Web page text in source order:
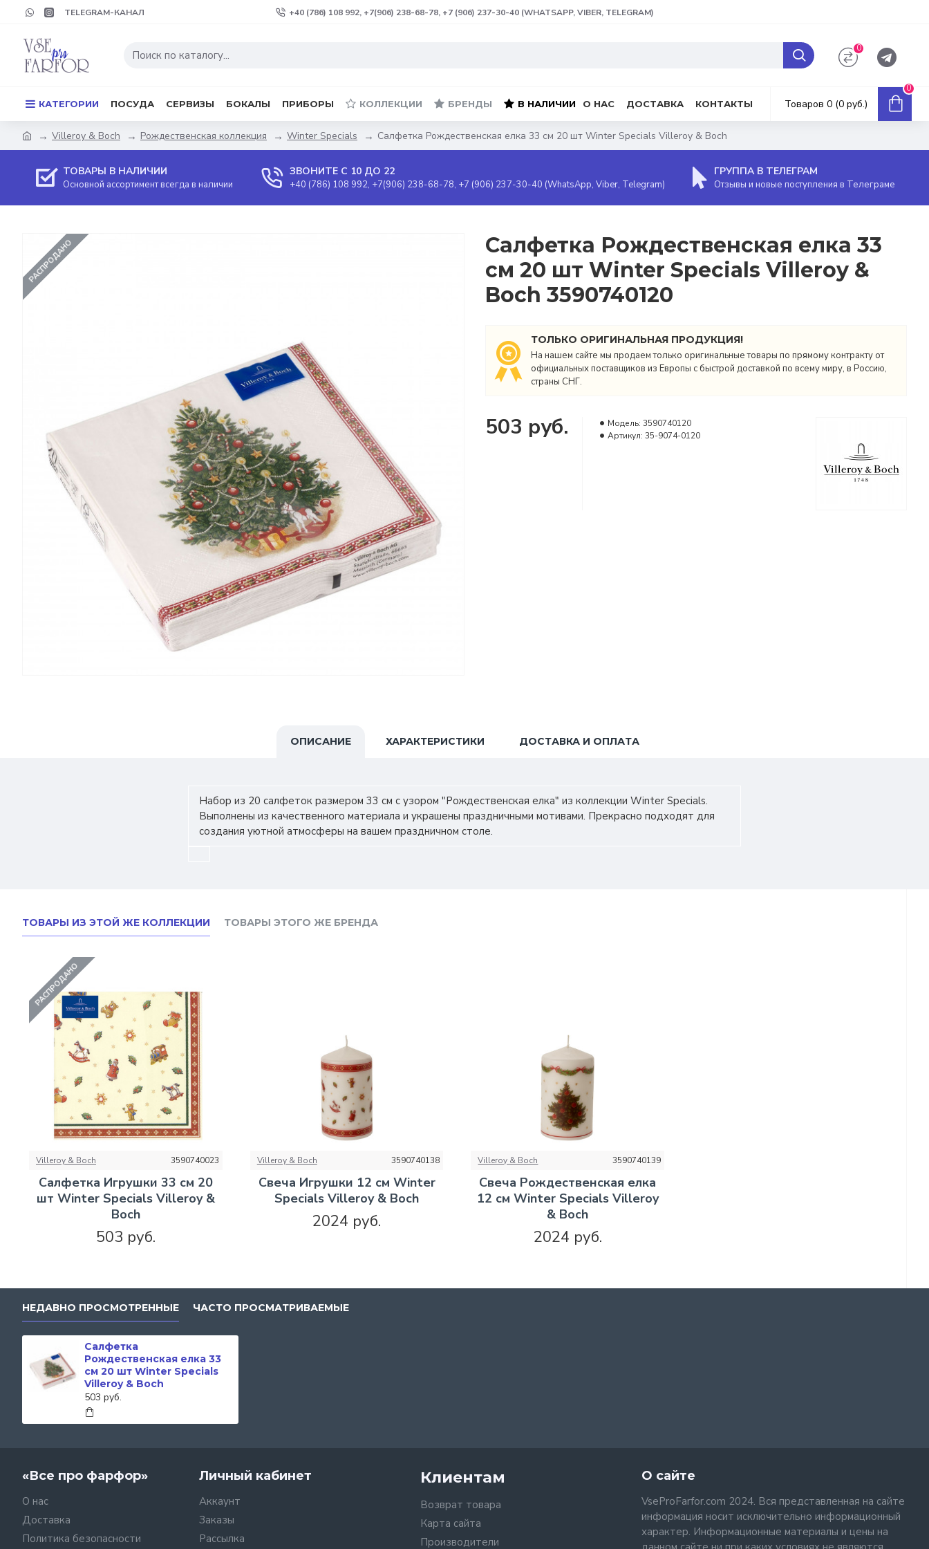
TELEGRAM-КАНАЛ +40 (786) 108 992, +7(906) 238-68-78, +7 (906) 237-30-40 (WHATSAPP, VIBER, TELEGRAM)
0
КАТЕГОРИИ ПОСУДА СЕРВИЗЫ БОКАЛЫ ПРИБОРЫ КОЛЛЕКЦИИ БРЕНДЫ В НАЛИЧИИ О НАС ДОСТАВКА КОНТАКТЫ Товаров 0 (0 руб.)
0
Villeroy & Boch Рождественская коллекция Winter Specials Салфетка Рождественская елка 33 см 20 шт Winter Specials Villeroy & Boch
ТОВАРЫ В НАЛИЧИИ
Основной ассортимент всегда в наличии
ЗВОНИТЕ С 10 ДО 22
+40 (786) 108 992, +7(906) 238-68-78, +7 (906) 237-30-40 (WhatsApp, Viber, Telegram)
ГРУППА В ТЕЛЕГРАМ
Отзывы и новые поступления в Телеграме
РАСПРОДАНО
Салфетка Рождественская елка 33
см 20 шт Winter Specials Villeroy &
Boch 3590740120
ТОЛЬКО ОРИГИНАЛЬНАЯ ПРОДУКЦИЯ!
На нашем сайте мы продаем только оригинальные товары по прямому контракту от
официальных поставщиков из Европы с быстрой доставкой по всему миру, в Россию,
страны СНГ.
503 руб. Модель: 3590740120
Артикул: 35-9074-0120
ОПИСАНИЕ ХАРАКТЕРИСТИКИ ДОСТАВКА И ОПЛАТА
Набор из 20 салфеток размером 33 см с узором "Рождественская елка" из коллекции Winter Specials.
Выполнены из качественного материала и украшены праздничными мотивами. Прекрасно подходят для
создания уютной атмосферы на вашем праздничном столе.
ТОВАРЫ ИЗ ЭТОЙ ЖЕ КОЛЛЕКЦИИ ТОВАРЫ ЭТОГО ЖЕ БРЕНДА
РАСПРОДАНО
Villeroy & Boch 3590740023
Салфетка Игрушки 33 см 20
шт Winter Specials Villeroy &
Boch
503 руб.
Villeroy & Boch 3590740138
Свеча Игрушки 12 см Winter
Specials Villeroy & Boch
2024 руб.
Villeroy & Boch 3590740139
Свеча Рождественская елка
12 см Winter Specials Villeroy
& Boch
2024 руб.
НЕДАВНО ПРОСМОТРЕННЫЕ ЧАСТО ПРОСМАТРИВАЕМЫЕ
Салфетка
Рождественская елка 33
см 20 шт Winter Specials
Villeroy & Boch
503 руб.
«Все про фарфор»
О нас
Доставка
Политика безопасности
Личный кабинет
Аккаунт
Заказы
Рассылка
Клиентам
Возврат товара
Карта сайта
Производители
О сайте
VseProFarfor.com 2024. Вся представленная на сайте
информация носит исключительно информационный
характер. Информационные материалы и цены на